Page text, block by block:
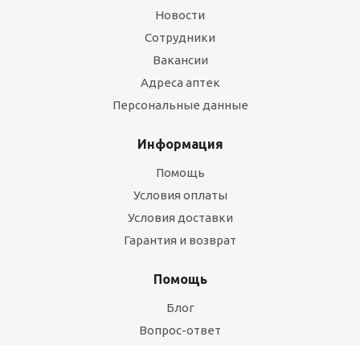
Новости
Сотрудники
Вакансии
Адреса аптек
Персональные данные
Информация
Помощь
Условия оплаты
Условия доставки
Гарантия и возврат
Помощь
Блог
Вопрос-ответ